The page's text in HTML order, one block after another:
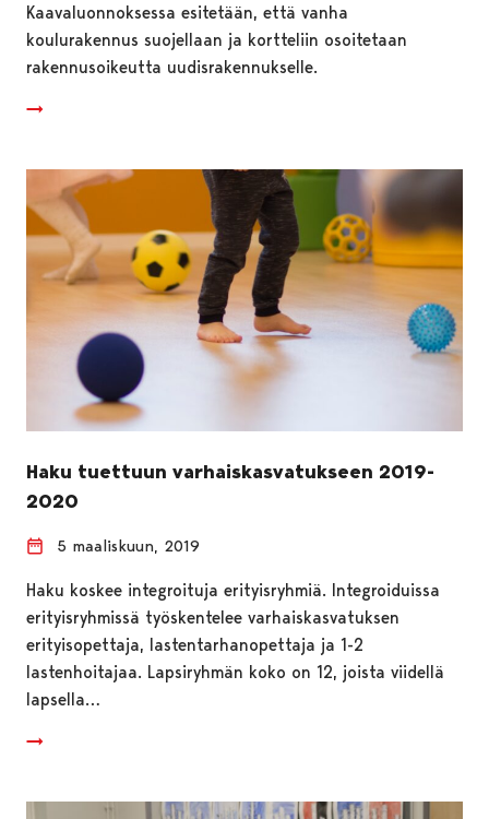
Kaavaluonnoksessa esitetään, että vanha
koulurakennus suojellaan ja kortteliin osoitetaan
rakennusoikeutta uudisrakennukselle.
Haku tuettuun varhaiskasvatukseen 2019-
2020
5 maaliskuun, 2019
Haku koskee integroituja erityisryhmiä. Integroiduissa
erityisryhmissä työskentelee varhaiskasvatuksen
erityisopettaja, lastentarhanopettaja ja 1-2
lastenhoitajaa. Lapsiryhmän koko on 12, joista viidellä
lapsella…